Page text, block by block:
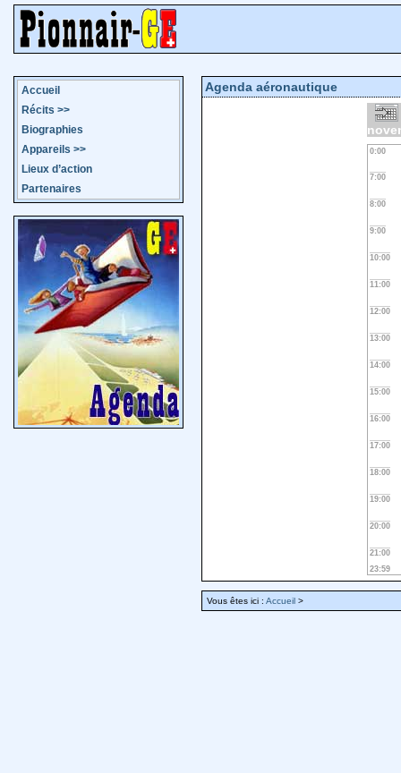
Accueil
Récits >>
Biographies
Appareils >>
Lieux d’action
Partenaires
Agenda aéronautique
0:00
7:00
8:00
9:00
10:00
11:00
12:00
13:00
14:00
15:00
16:00
17:00
18:00
19:00
20:00
21:00
23:59
Vous êtes ici : Accueil >